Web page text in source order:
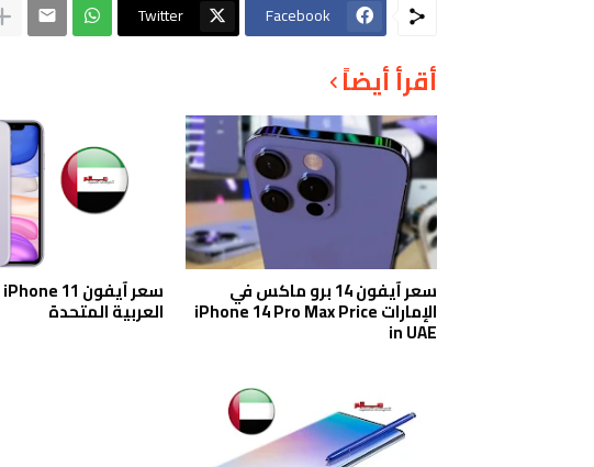
Facebook
Twitter
أقرأ أيضاً
سعر آيفون 14 برو ماكس في
الإمارات iPhone 14 Pro Max Price
in UAE
العربية المتحدة